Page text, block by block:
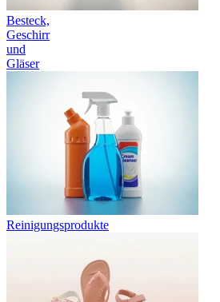
Besteck,
Geschirr
und
Gläser
Reinigungsprodukte